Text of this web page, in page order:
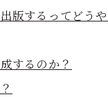
版するってどう
するのか？